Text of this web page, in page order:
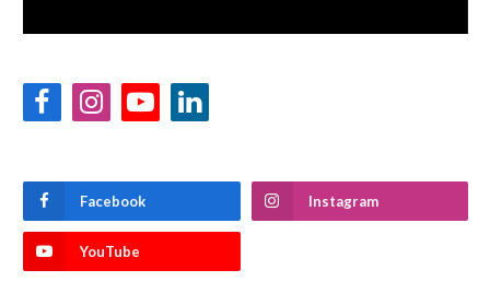
FacebookInstagramYouTubeLinkedIn
Facebook Instagram
YouTube